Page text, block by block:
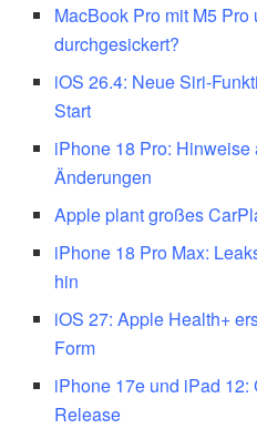
MacBook Pro mit M5 Pro
durchgesickert?
iOS 26.4: Neue Siri-
Start
iPhone 18 Pro:
Änderungen
Apple plant großes
iPhone 18 Pro Max:
hin
iOS 27: Apple Health+
Form
iPhone 17e und iPad 12:
Release